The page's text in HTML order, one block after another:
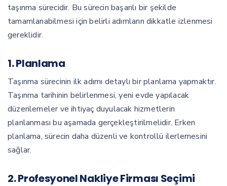
taşınma sürecidir. Bu sürecin başarılı bir şekilde
tamamlanabilmesi için belirli adımların dikkatle izlenmesi
gereklidir.
1. Planlama
Taşınma sürecinin ilk adımı detaylı bir planlama yapmaktır.
Taşınma tarihinin belirlenmesi, yeni evde yapılacak
düzenlemeler ve ihtiyaç duyulacak hizmetlerin
planlanması bu aşamada gerçekleştirilmelidir. Erken
planlama, sürecin daha düzenli ve kontrollü ilerlemesini
sağlar.
2. Profesyonel Nakliye Firması Seçimi